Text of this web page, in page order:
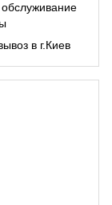
в г.Киев